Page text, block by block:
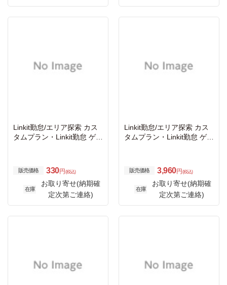
Linkit勤怠/エリア探索 カス
タムプラン・Linkit勤怠 ゲー
販売価格 330円 (税込)
在庫
お取り寄せ(納期確
定次第ご連絡)
Linkit勤怠/エリア探索 カス
タムプラン・Linkit勤怠 ゲー
販売価格 3,960円 (税込)
在庫
お取り寄せ(納期確
定次第ご連絡)